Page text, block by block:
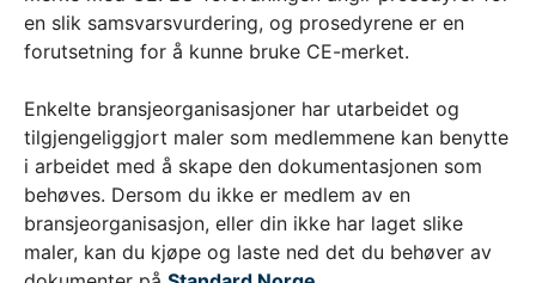
en slik samsvarsvurdering, og prosedyrene er en
forutsetning for å kunne bruke CE-merket.
Enkelte bransjeorganisasjoner har utarbeidet og
tilgjengeliggjort maler som medlemmene kan benytte
i arbeidet med å skape den dokumentasjonen som
behøves. Dersom du ikke er medlem av en
bransjeorganisasjon, eller din ikke har laget slike
maler, kan du kjøpe og laste ned det du behøver av